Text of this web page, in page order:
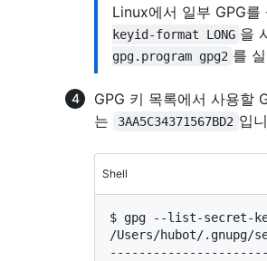
Linux에서 일부 GPG
keyid-format LONG 을
gpg.program gpg2 를
GPG 키 목록에서 사용할
는
3AA5C34371567BD2 입
Shell
$ gpg --list-secret-
/Users/hubot/.gnupg/